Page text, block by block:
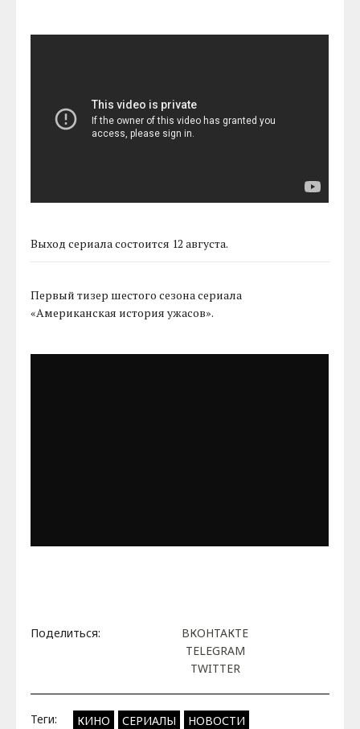
Выход сериала состоится 12 августа.
Первый тизер шестого сезона сериала
«Американская история ужасов».
Поделиться:
ВКОНТАКТЕ
TELEGRAM
TWITTER
Теги: КИНО СЕРИАЛЫ НОВОСТИ